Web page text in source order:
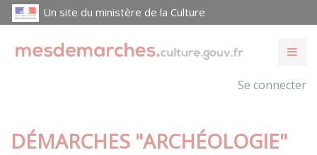
Un site du ministère de la Culture
Se connecter
DÉMARCHES "ARCHÉOLOGIE"